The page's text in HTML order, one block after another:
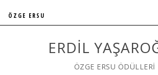
ERDIL
ÖZGE ERSU ÖDÜLLERİ
ÖZGE ERSU